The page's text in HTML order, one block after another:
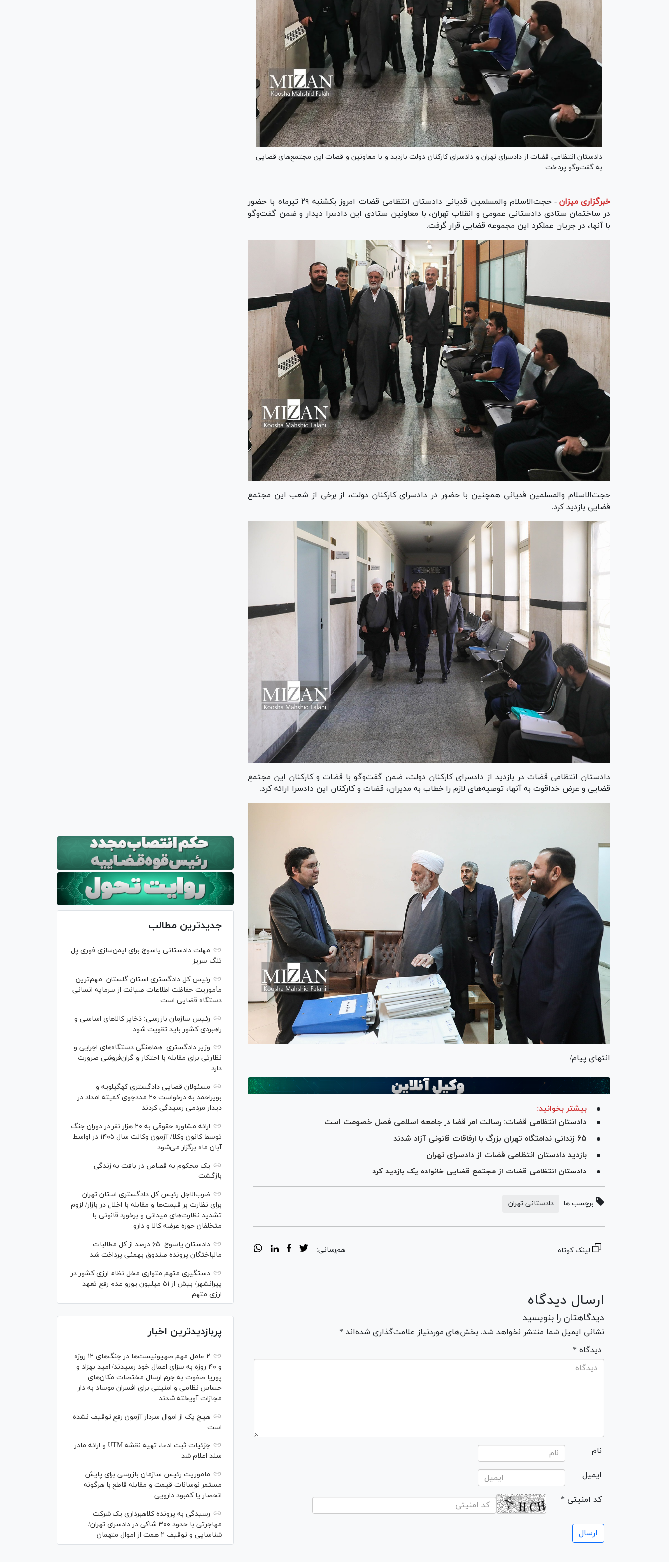
دادستان انتظامی قضات از دادسرای تهران و دادسرای کارکنان دولت بازدید و با معاونین و قضات این مجتمع‌های قضایی
به گفت‎‌وگو پرداخت.
خبرگزاری میزان -
حجت‌الاسلام والمسلمین قدیانی دادستان انتظامی قضات امروز یکشنبه ۲۹ تیرماه با حضور
در ساختمان ستادی دادستانی عمومی و انقلاب تهران، با معاونین ستادی این دادسرا دیدار و ضمن گفت‌وگو
با آنها، در جریان عملکرد این مجموعه قضایی قرار گرفت.
حجت‌الاسلام والمسلمین قدیانی همچنین با حضور در دادسرای کارکنان دولت، از برخی از شعب این مجتمع
قضایی بازدید کرد.
دادستان انتظامی قضات در بازدید از دادسرای کارکنان دولت، ضمن گفت‌و‌گو با قضات و کارکنان این مجتمع
قضایی و عرض خداقوت به آنها، توصیه‌های لازم را خطاب به مدیران، قضات و کارکنان این دادسرا ارائه کرد.
انتهای پیام/
بیشتر بخوانید:
دادستان انتظامی قضات: رسالت امر قضا در جامعه اسلامی فصل خصومت است
۶۵ زندانی ندامتگاه تهران بزرگ با ارفاقات قانونی آزاد شدند
بازدید دادستان انتظامی قضات از دادسرای تهران
دادستان انتظامی قضات از مجتمع قضایی خانواده یک بازدید کرد
برچسب ها: دادستانی تهران
لینک کوتاه هم‌رسانی:
ارسال دیدگاه
دیدگاهتان را بنویسید
نشانی ایمیل شما منتشر نخواهد شد. بخش‌های موردنیاز علامت‌گذاری شده‌اند *
* دیدگاه
نام
ایمیل
* کد امنیتی
جدیدترین مطالب
مهلت دادستانی یاسوج برای ایمن‌سازی فوری پل
تنگ سریز
رئیس کل دادگستری استان گلستان: مهم‌ترین
مأموریت حفاظت اطلاعات صیانت از سرمایه انسانی
دستگاه قضایی است
رئیس سازمان بازرسی: ذخایر کالاهای اساسی و
راهبردی کشور باید تقویت شود
وزیر دادگستری: هماهنگی دستگاه‌های اجرایی و
نظارتی برای مقابله با احتکار و گران‌فروشی ضرورت
دارد
مسئولان قضایی دادگستری کهگیلویه و
بویراحمد به درخواست‌ ۲۰ مددجوی کمیته امداد در
دیدار مردمی رسیدگی کردند
ارائه مشاوره حقوقی به ۲۰ هزار نفر در دوران جنگ
توسط کانون وکلا/ آزمون وکالت سال ۱۴۰۵ در اواسط
آبان ماه برگزار می‌شود
یک محکوم به قصاص در بافت به زندگی
بازگشت
ضرب‌الاجل رئیس کل دادگستری استان تهران
برای نظارت بر قیمت‌ها و مقابله با اخلال در بازار/ لزوم
تشدید نظارت‌های میدانی و برخورد قانونی با
متخلفان حوزه عرضه کالا و دارو
دادستان یاسوج: ۶۵ درصد از کل مطالبات
مالباختگان پرونده صندوق بهمئی پرداخت شد
دستگیری متهم متواری مخل نظام ارزی کشور در
پیرانشهر/ بیش از ۵۱ میلیون یورو عدم رفع تعهد
ارزی متهم
پربازدیدترین اخبار
۲ عامل مهم صهیونیست‌ها در جنگ‌های ۱۲ روزه
و ۴۰ روزه به سزای اعمال خود رسیدند/ امید بهزاد و
پوریا صفوت به جرم ارسال مختصات مکان‌های
حساس نظامی و امنیتی برای افسران موساد به دار
مجازات آویخته شدند
هیچ یک از اموال سردار آزمون رفع توقیف نشده
است
جزئیات ثبت ادعا، تهیه نقشه UTM و ارائه مادر
سند اعلام شد
ماموریت رئیس سازمان بازرسی برای پایش
مستمر نوسانات قیمت و مقابله قاطع با هرگونه
انحصار یا کمبود دارویی
رسیدگی به پرونده کلاهبرداری یک شرکت
مهاجرتی با حدود ۳۰۰ شاکی در دادسرای تهران/
شناسایی و توقیف ۲ همت از اموال متهمان